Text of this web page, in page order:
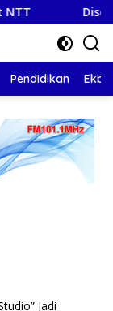
Pendidikan Ekbis